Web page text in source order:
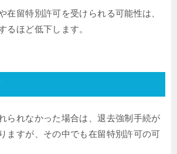
在留特別許可を受けられる可能性は、
るほど低下します。
られなかった場合は、退去強制手続が
ますが、その中でも在留特別許可の可